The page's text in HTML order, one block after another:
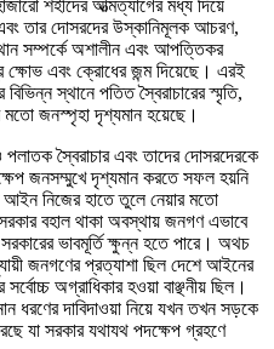
শহীদের আত্মত্যাগের মধ্য দিয়ে
তার দোসরদের উস্কানিমূলক আচরণ,
সম্পর্কে অশালীন এবং আপত্তিকর
এবং ক্রোধের জন্ম দিয়েছে। এরই
স্থানে পতিত স্বৈরাচারের স্মৃতি,
মতো জনস্পৃহা দৃশ্যমান হয়েছে।
পলাতক স্বৈরাচার এবং তাদের দোসরদেরকে
জনসম্মুখে দৃশ্যমান করতে সফল হয়নি
নিজের হাতে তুলে নেয়ার মতো
বহাল থাকা অবস্থায় জনগণ এভাবে
ভাবমূর্তি ক্ষুন্ন হতে পারে। অথচ
জনগণের প্রত্যাশা ছিল দেশে আইনের
অগ্রাধিকার হওয়া বাঞ্ছনীয় ছিল।
ধরণের দাবিদাওয়া নিয়ে যখন তখন সড়কে
যা সরকার যথাযথ পদক্ষেপ গ্রহণে